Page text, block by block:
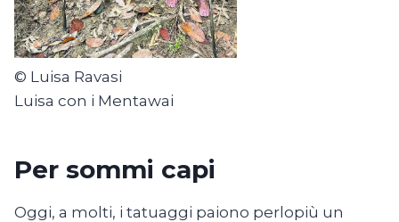
© Luisa Ravasi
Luisa con i Mentawai
Per sommi capi
Oggi, a molti, i tatuaggi paiono perlopiù un